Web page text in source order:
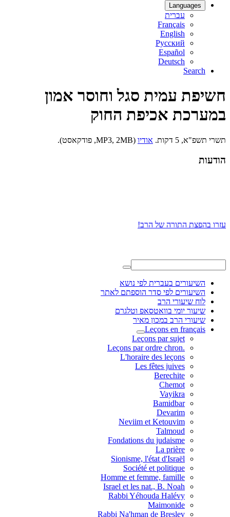
Languages
עברית
Français
English
Русский
Español
Deutsch
Search
חשיפת עמית סגל וחוסר אמון
במערכת אכיפת החוק
תשרי תשפ"א, 5 דקות. אודיו (MP3, 2MB, פודקאסט).
הודעות
עזרו בהפצת התורה של הרב!
השיעורים בעברית לפי נושא
השיעורים לפי סדר הוספתם לאתר
לוח שיעורי הרב
שיעור יומי בוואטסאפ וטלגרם
שיעורי הרב במכון מאיר
Leçons en français
Leçons par sujet
.Leçons par ordre chron
L'horaire des leçons
Les fêtes juives
Berechite
Chemot
Vayikra
Bamidbar
Devarim
Neviim et Ketouvim
Talmoud
Fondations du judaisme
La prière
Sionisme, l'état d'Israël
Société et politique
Homme et femme, famille
Israel et les nat., B. Noah
Rabbi Yéhouda Halévy
Maimonide
Rabbi Na'hman de Breslev